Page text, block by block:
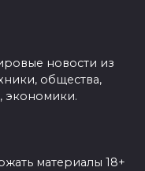
новости из
общества,
экономики.
материалы 18+